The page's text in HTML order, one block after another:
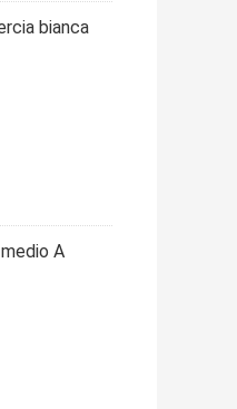
bianca
A